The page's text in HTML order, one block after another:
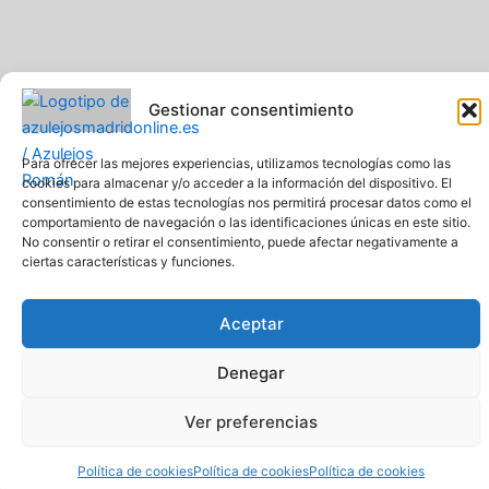
Gestionar consentimiento
Para ofrecer las mejores experiencias, utilizamos tecnologías como las
cookies para almacenar y/o acceder a la información del dispositivo. El
consentimiento de estas tecnologías nos permitirá procesar datos como el
comportamiento de navegación o las identificaciones únicas en este sitio.
No consentir o retirar el consentimiento, puede afectar negativamente a
ciertas características y funciones.
Aceptar
Denegar
Ver preferencias
Política de cookiesPolítica de cookiesPolítica de cookies
Pavimentos y Azulejos Román S.L.. Todos los derechos
Web creada y diseñada por Pavimentos y Azulejos Román S.L
Comprar azulejos online baratos y de calidad